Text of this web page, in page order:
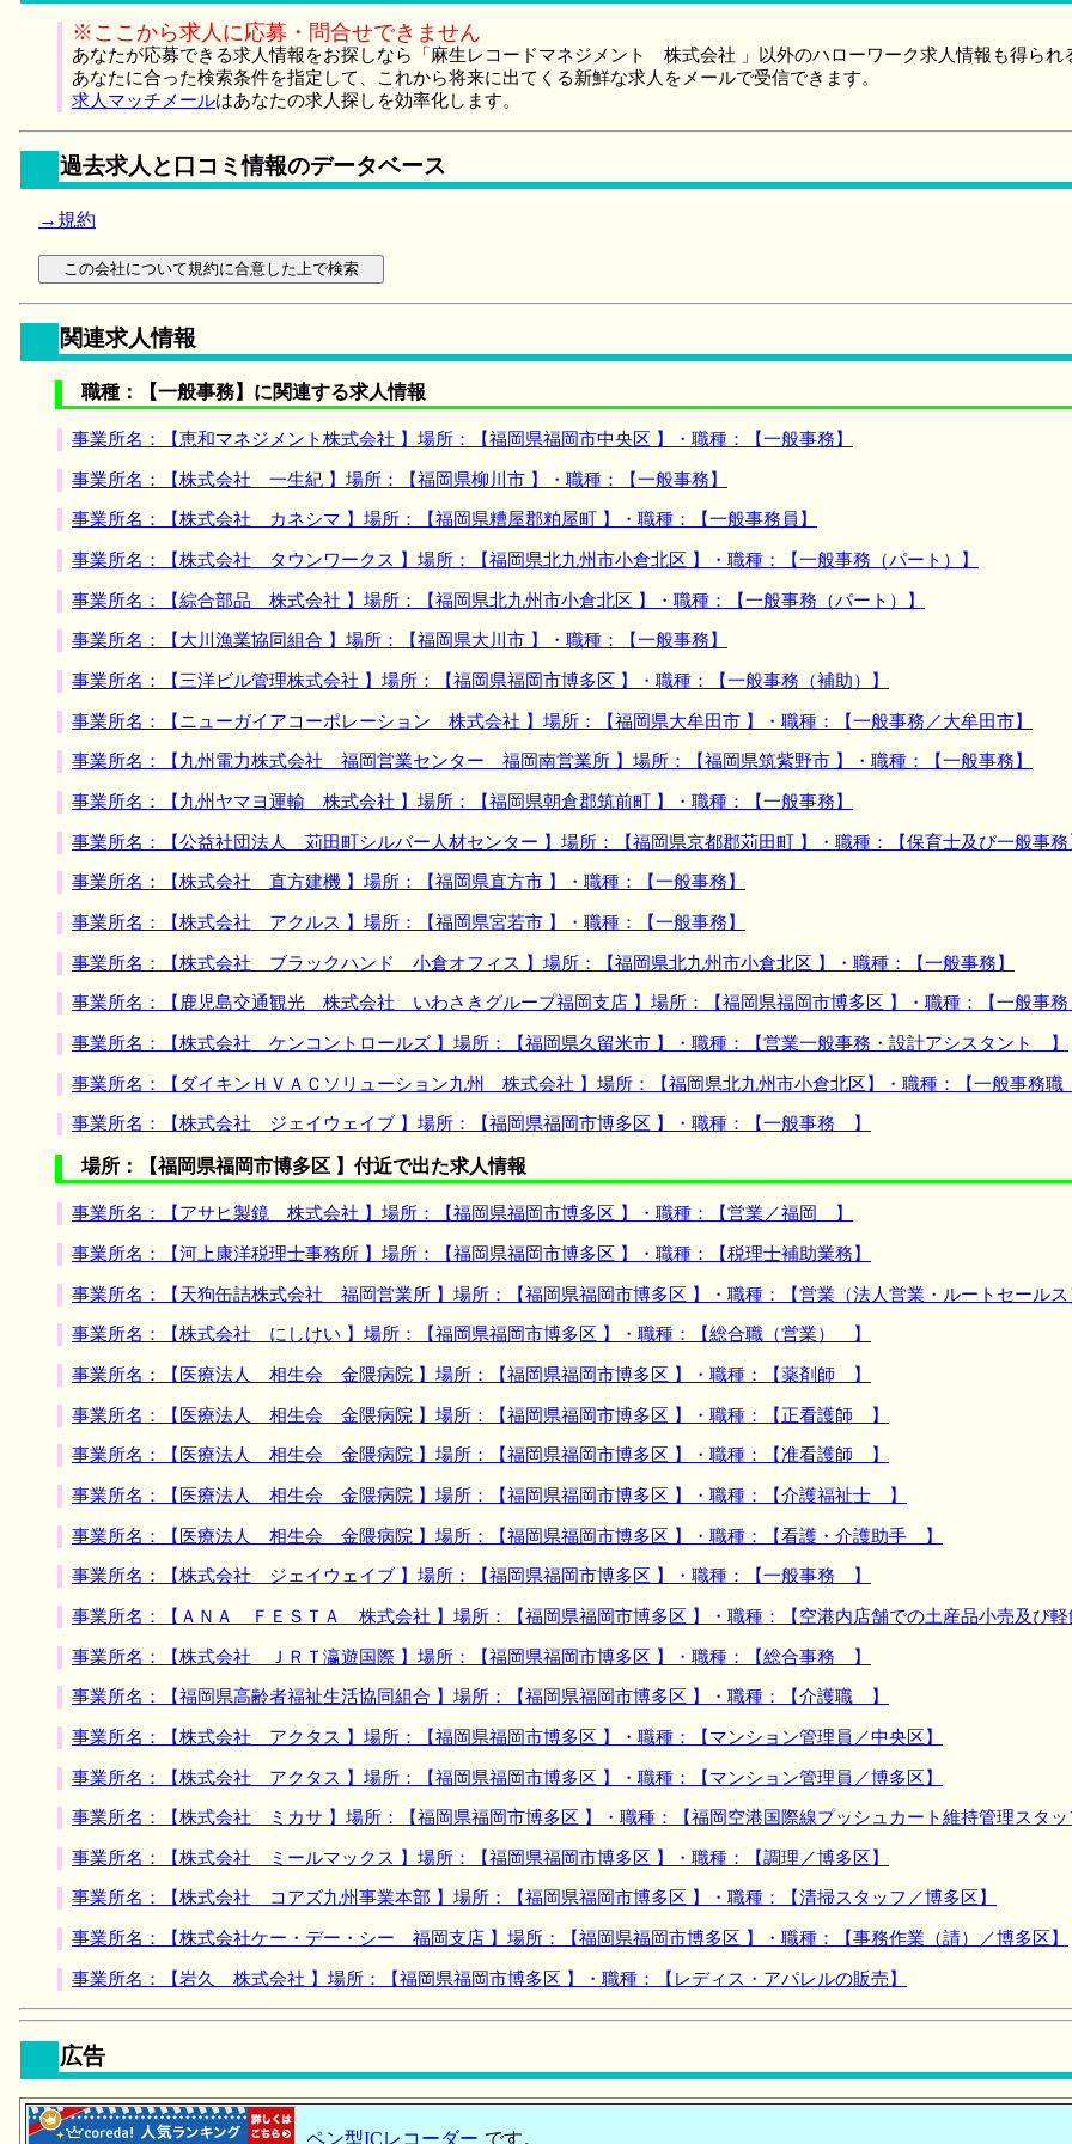
※ここから求人に応募・問合せできません
あなたが応募できる求人情報をお探しなら「麻生レコードマネジメント 株式会社 」以外のハローワーク求人情報も得られ
あなたに合った検索条件を指定して、これから将来に出てくる新鮮な求人をメールで受信できます。
求人マッチメールはあなたの求人探しを効率化します。
過去求人と口コミ情報のデータベース
→規約
関連求人情報
職種：【一般事務】に関連する求人情報
事業所名：【恵和マネジメント株式会社 】場所：【福岡県福岡市中央区 】・職種：【一般事務】
事業所名：【株式会社 一生紀 】場所：【福岡県柳川市 】・職種：【一般事務】
事業所名：【株式会社 カネシマ 】場所：【福岡県糟屋郡粕屋町 】・職種：【一般事務員】
事業所名：【株式会社 タウンワークス 】場所：【福岡県北九州市小倉北区 】・職種：【一般事務（パート）】
事業所名：【綜合部品 株式会社 】場所：【福岡県北九州市小倉北区 】・職種：【一般事務（パート）】
事業所名：【大川漁業協同組合 】場所：【福岡県大川市 】・職種：【一般事務】
事業所名：【三洋ビル管理株式会社 】場所：【福岡県福岡市博多区 】・職種：【一般事務（補助）】
事業所名：【ニューガイアコーポレーション 株式会社 】場所：【福岡県大牟田市 】・職種：【一般事務／大牟田市】
事業所名：【九州電力株式会社 福岡営業センター 福岡南営業所 】場所：【福岡県筑紫野市 】・職種：【一般事務】
事業所名：【九州ヤマヨ運輸 株式会社 】場所：【福岡県朝倉郡筑前町 】・職種：【一般事務】
事業所名：【公益社団法人 苅田町シルバー人材センター 】場所：【福岡県京都郡苅田町 】・職種：【保育士及び一般事務
事業所名：【株式会社 直方建機 】場所：【福岡県直方市 】・職種：【一般事務】
事業所名：【株式会社 アクルス 】場所：【福岡県宮若市 】・職種：【一般事務】
事業所名：【株式会社 ブラックハンド 小倉オフィス 】場所：【福岡県北九州市小倉北区 】・職種：【一般事務】
事業所名：【鹿児島交通観光 株式会社 いわさきグループ福岡支店 】場所：【福岡県福岡市博多区 】・職種：【一般事務
事業所名：【株式会社 ケンコントロールズ 】場所：【福岡県久留米市 】・職種：【営業一般事務・設計アシスタント 】
事業所名：【ダイキンＨＶＡＣソリューション九州 株式会社 】場所：【福岡県北九州市小倉北区】・職種：【一般事務職
事業所名：【株式会社 ジェイウェイブ 】場所：【福岡県福岡市博多区 】・職種：【一般事務 】
場所：【福岡県福岡市博多区 】付近で出た求人情報
事業所名：【アサヒ製鏡 株式会社 】場所：【福岡県福岡市博多区 】・職種：【営業／福岡 】
事業所名：【河上康洋税理士事務所 】場所：【福岡県福岡市博多区 】・職種：【税理士補助業務】
事業所名：【天狗缶詰株式会社 福岡営業所 】場所：【福岡県福岡市博多区 】・職種：【営業（法人営業・ルートセール
事業所名：【株式会社 にしけい 】場所：【福岡県福岡市博多区 】・職種：【総合職（営業） 】
事業所名：【医療法人 相生会 金隈病院 】場所：【福岡県福岡市博多区 】・職種：【薬剤師 】
事業所名：【医療法人 相生会 金隈病院 】場所：【福岡県福岡市博多区 】・職種：【正看護師 】
事業所名：【医療法人 相生会 金隈病院 】場所：【福岡県福岡市博多区 】・職種：【准看護師 】
事業所名：【医療法人 相生会 金隈病院 】場所：【福岡県福岡市博多区 】・職種：【介護福祉士 】
事業所名：【医療法人 相生会 金隈病院 】場所：【福岡県福岡市博多区 】・職種：【看護・介護助手 】
事業所名：【株式会社 ジェイウェイブ 】場所：【福岡県福岡市博多区 】・職種：【一般事務 】
事業所名：【ＡＮＡ ＦＥＳＴＡ 株式会社 】場所：【福岡県福岡市博多区 】・職種：【空港内店舗での土産品小売及び
事業所名：【株式会社 ＪＲＴ瀛遊国際 】場所：【福岡県福岡市博多区 】・職種：【総合事務 】
事業所名：【福岡県高齢者福祉生活協同組合 】場所：【福岡県福岡市博多区 】・職種：【介護職 】
事業所名：【株式会社 アクタス 】場所：【福岡県福岡市博多区 】・職種：【マンション管理員／中央区】
事業所名：【株式会社 アクタス 】場所：【福岡県福岡市博多区 】・職種：【マンション管理員／博多区】
事業所名：【株式会社 ミカサ 】場所：【福岡県福岡市博多区 】・職種：【福岡空港国際線プッシュカート維持管理スタッ
事業所名：【株式会社 ミールマックス 】場所：【福岡県福岡市博多区 】・職種：【調理／博多区】
事業所名：【株式会社 コアズ九州事業本部 】場所：【福岡県福岡市博多区 】・職種：【清掃スタッフ／博多区】
事業所名：【株式会社ケー・デー・シー 福岡支店 】場所：【福岡県福岡市博多区 】・職種：【事務作業（請）／博多区】
事業所名：【岩久 株式会社 】場所：【福岡県福岡市博多区 】・職種：【レディス・アパレルの販売】
広告
ペン型ICレコーダー です。